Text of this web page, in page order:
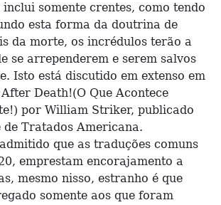
somente crentes, como tendo
esta forma da doutrina de
da morte, os incrédulos terão a
se arrependerem e serem salvos
Isto está discutido em extenso em
Death!(O Que Acontece
por William Striker, publicado
de Tratados Americana.
que as traduções comuns
emprestam encorajamento a
mesmo nisso, estranho é que
somente aos que foram